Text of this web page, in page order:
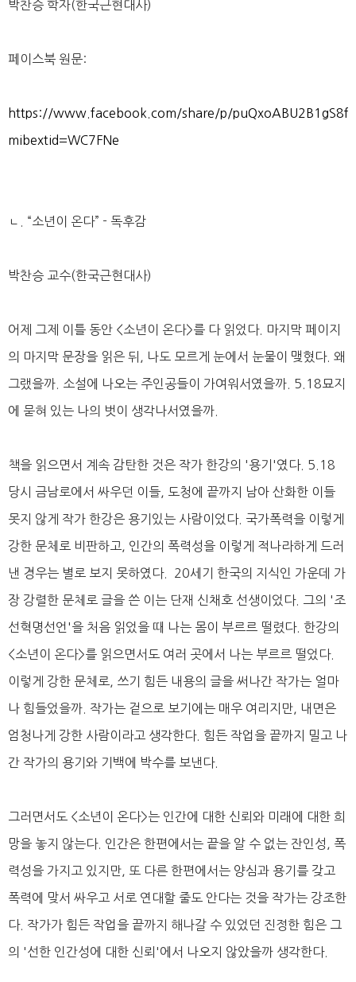
박찬승 학자(한국근현대사)
페이스북 원문:
https://www.facebook.com/share/p/
mibextid=WC7FNe
ㄴ. “소년이 온다” - 독후감
박찬승 교수(한국근현대사)
어제 그제 이틀 동안 <소년이 온다>를 다 읽었다. 마지막 페이지
의 마지막 문장을 읽은 뒤, 나도 모르게 눈에서 눈물이 맺혔다. 왜
그랬을까. 소설에 나오는 주인공들이 가여워서였을까. 5.18묘지
에 묻혀 있는 나의 벗이 생각나서였을까.
책을 읽으면서 계속 감탄한 것은 작가 한강의 '용기'였다. 5.18
당시 금남로에서 싸우던 이들, 도청에 끝까지 남아 산화한 이들
못지 않게 작가 한강은 용기있는 사람이었다. 국가폭력을 이렇게
강한 문체로 비판하고, 인간의 폭력성을 이렇게 적나라하게 드러
낸 경우는 별로 보지 못하였다. 20세기 한국의 지식인 가운데 가
장 강렬한 문체로 글을 쓴 이는 단재 신채호 선생이었다. 그의 '조
선혁명선언'을 처음 읽었을 때 나는 몸이 부르르 떨렸다. 한강의
<소년이 온다>를 읽으면서도 여러 곳에서 나는 부르르 떨었다.
이렇게 강한 문체로, 쓰기 힘든 내용의 글을 써나간 작가는 얼마
나 힘들었을까. 작가는 겉으로 보기에는 매우 여리지만, 내면은
엄청나게 강한 사람이라고 생각한다. 힘든 작업을 끝까지 밀고 나
간 작가의 용기와 기백에 박수를 보낸다.
그러면서도 <소년이 온다>는 인간에 대한 신뢰와 미래에 대한 희
망을 놓지 않는다. 인간은 한편에서는 끝을 알 수 없는 잔인성, 폭
력성을 가지고 있지만, 또 다른 한편에서는 양심과 용기를 갖고
폭력에 맞서 싸우고 서로 연대할 줄도 안다는 것을 작가는 강조한
다. 작가가 힘든 작업을 끝까지 해나갈 수 있었던 진정한 힘은 그
의 '선한 인간성에 대한 신뢰'에서 나오지 않았을까 생각한다.